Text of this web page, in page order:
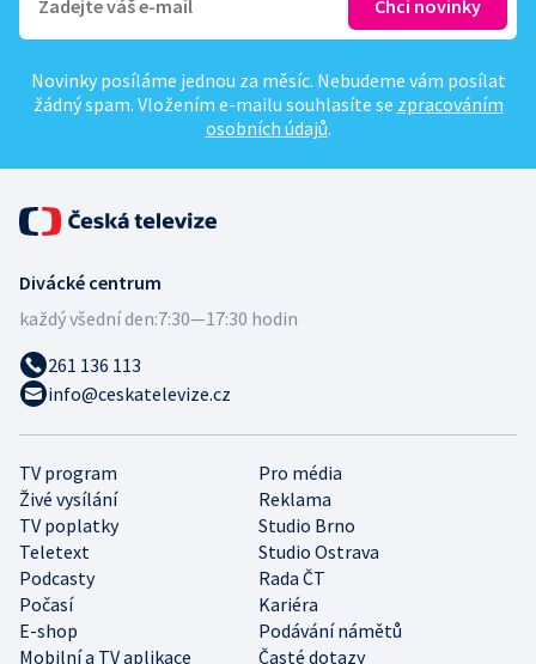
Novinky posíláme jednou za měsíc. Nebudeme vám posílat
žádný spam. Vložením e-mailu souhlasíte se zpracováním
osobních údajů.